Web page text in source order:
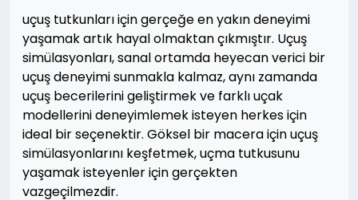
uçuş tutkunları için gerçeğe en yakın deneyimi
yaşamak artık hayal olmaktan çıkmıştır. Uçuş
simülasyonları, sanal ortamda heyecan verici bir
uçuş deneyimi sunmakla kalmaz, aynı zamanda
uçuş becerilerini geliştirmek ve farklı uçak
modellerini deneyimlemek isteyen herkes için
ideal bir seçenektir. Göksel bir macera için uçuş
simülasyonlarını keşfetmek, uçma tutkusunu
yaşamak isteyenler için gerçekten
vazgeçilmezdir.